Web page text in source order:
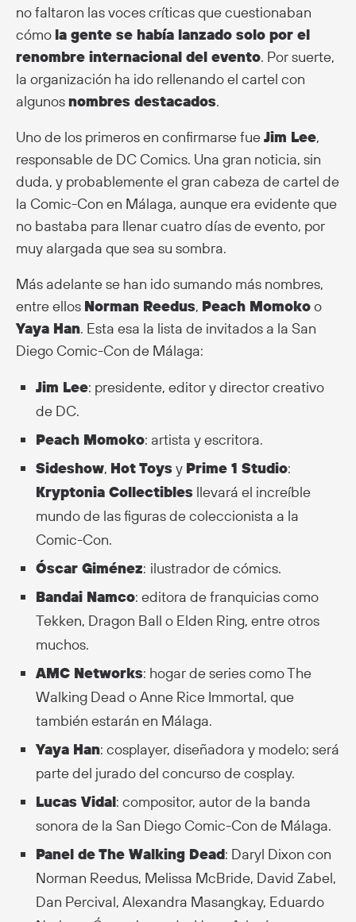
no faltaron las voces críticas que cuestionaban
cómo la gente se había lanzado solo por el
renombre internacional del evento. Por suerte,
la organización ha ido rellenando el cartel con
algunosnombres destacados.
Uno de los primeros en confirmarse fueJim Lee,
responsable de DC Comics. Una gran noticia, sin
duda, y probablemente el gran cabeza de cartel de
la Comic-Con en Málaga, aunque era evidente que
no bastaba para llenar cuatro días de evento, por
muy alargada que sea su sombra.
Más adelante se han ido sumando más nombres,
entre ellos Norman Reedus, Peach Momokoo
Yaya Han. Esta esa la lista de invitados a la San
Diego Comic-Con de Málaga:
Jim Lee: presidente, editor y director creativo
de DC.
Peach Momoko: artista y escritora.
Sideshow, Hot Toys y Prime 1 Studio:
Kryptonia Collectibles llevará el increíble
mundo de las figuras de coleccionista a la
Comic-Con.
Óscar Giménez: ilustrador de cómics.
Bandai Namco: editora de franquicias como
Tekken, Dragon Ball o Elden Ring, entre otros
muchos.
AMC Networks: hogar de series como The
Walking Dead o Anne Rice Immortal, que
también estarán en Málaga.
Yaya Han: cosplayer, diseñadora y modelo; será
parte del jurado del concurso de cosplay.
Lucas Vidal: compositor, autor de la banda
sonora de la San Diego Comic-Con de Málaga.
Panel de The Walking Dead: Daryl Dixon con
Norman Reedus, Melissa McBride, David Zabel,
Dan Percival, Alexandra Masangkay, Eduardo